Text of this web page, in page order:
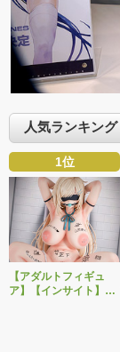
人気ランキング
1位
【アダルトフィギュ
ア】【インサイト】肉